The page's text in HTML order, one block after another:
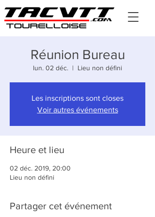
Réunion Bureau
lun. 02 déc.
  |
Lieu non défini
Les inscriptions sont closes
Voir autres événements
Heure et lieu
02 déc. 2019, 20:00
Lieu non défini
Partager cet événement